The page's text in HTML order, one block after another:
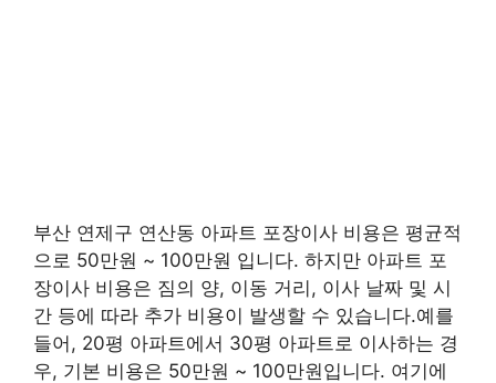
부산 연제구 연산동 아파트 포장이사 비용은 평균적
으로 50만원 ~ 100만원 입니다. 하지만 아파트 포
장이사 비용은 짐의 양, 이동 거리, 이사 날짜 및 시
간 등에 따라 추가 비용이 발생할 수 있습니다.예를
들어, 20평 아파트에서 30평 아파트로 이사하는 경
우, 기본 비용은 50만원 ~ 100만원입니다. 여기에